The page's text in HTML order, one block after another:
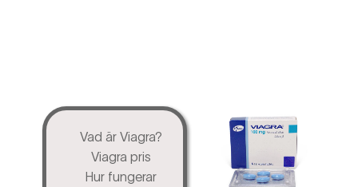
Vad är Viagra?
Viagra pris
Hur fungerar